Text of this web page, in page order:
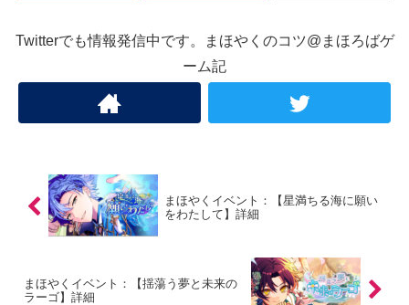
Twitterでも情報発信中です。まほやくのコツ@まほろばゲ
ーム記
まほやくイベント：【星満ちる海に願い
をわたして】詳細
まほやくイベント：【揺蕩う夢と未来の
ラーゴ】詳細